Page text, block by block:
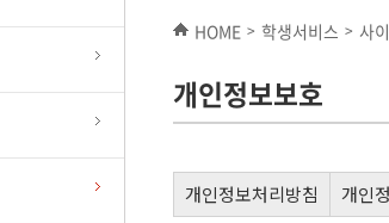
HOME > 학생서비스 > 사
개인정보보호
개인정보처리방침 개인